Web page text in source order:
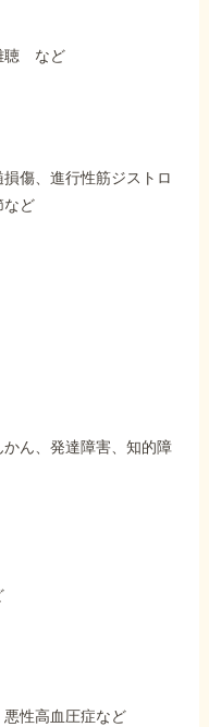
聴 など
傷、進行性筋ジストロ
など
ん、発達障害、知的障
性高血圧症など